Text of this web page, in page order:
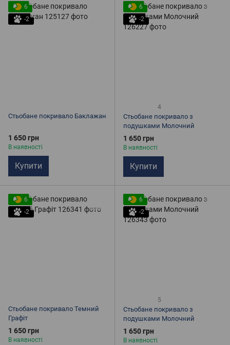
6
-2
Стьобане покривало Баклажан
1 650 грн
В наявності
Купити
6
-2
4
Стьобане покривало з
подушками Молочний
1 650 грн
В наявності
Купити
6
-2
Стьобане покривало Темний
Графіт
1 650 грн
В наявності
6
-2
5
Стьобане покривало з
подушками Молочний
1 650 грн
В наявності